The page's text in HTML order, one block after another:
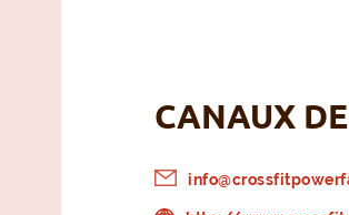
CANAUX